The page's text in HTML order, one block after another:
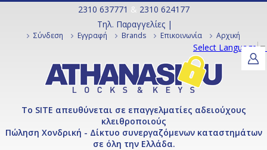
2310 637771 & 2310 624177
Τηλ. Παραγγελίες |
Σύνδεση Εγγραφή Brands Επικοινωνία Αρχική
Select Language▼
Το SITE απευθύνεται σε επαγγελματίες αδειούχους
κλειθροποιούς
Πώληση Χονδρική - Δίκτυο συνεργαζόμενων καταστημάτων
σε όλη την Ελλάδα.